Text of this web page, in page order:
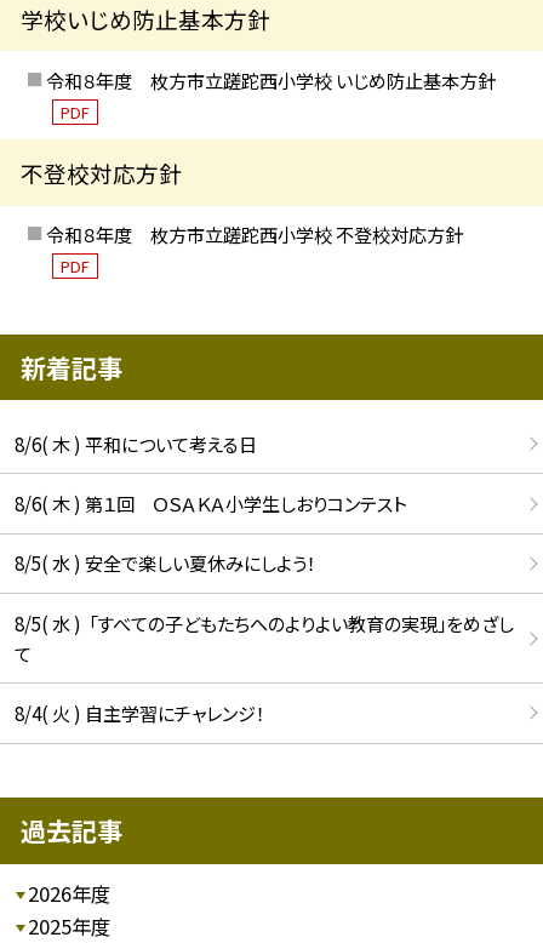
学校いじめ防止基本方針
令和８年度 枚方市立蹉跎西小学校 いじめ防止基本方針
PDF
不登校対応方針
令和８年度 枚方市立蹉跎西小学校 不登校対応方針
PDF
新着記事
8/6( 木 ) 平和について考える日
8/6( 木 ) 第１回 ＯＳＡＫＡ小学生しおりコンテスト
8/5( 水 ) 安全で楽しい夏休みにしよう！
8/5( 水 ) 「すべての子どもたちへのよりよい教育の実現」をめざし
て
8/4( 火 ) 自主学習にチャレンジ！
過去記事
2026年度
2025年度